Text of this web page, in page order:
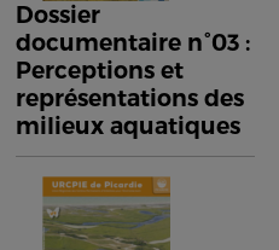
Dossier
documentaire n°03 :
Perceptions et
représentations des
milieux aquatiques